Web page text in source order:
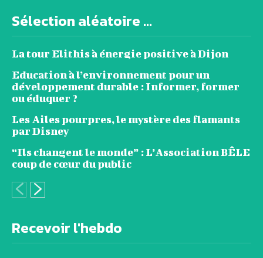
Sélection aléatoire ...
La tour Elithis à énergie positive à Dijon
Education à l’environnement pour un
développement durable : Informer, former
ou éduquer ?
Les Ailes pourpres, le mystère des flamants
par Disney
“Ils changent le monde” : L’Association BÊLE
coup de cœur du public
Recevoir l'hebdo